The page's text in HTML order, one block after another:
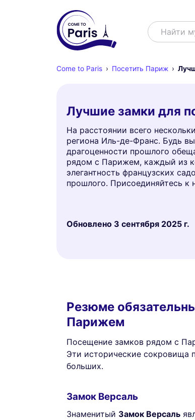
ПоискНайти
Come to Paris Посетить Париж
Лучшие замки для
На расстоянии всего
региона Иль-де-Франс. Будь
драгоценности прошлого
рядом с Парижем, каждый из
элегантность французских
прошлого. Присоединяйтесь к
Обновлено 3 сентября 2025 г.
Резюме
Парижем
Посещение замков рядом с
Эти исторические сокровища
больших.
Замок Версаль
Знаменитый Замок Версаль